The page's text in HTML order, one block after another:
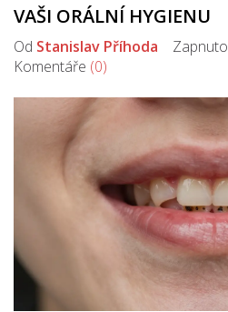
VAŠI ORÁLNÍ HYGIENU
Od Stanislav Příhoda Zapnuto
Komentáře (0)